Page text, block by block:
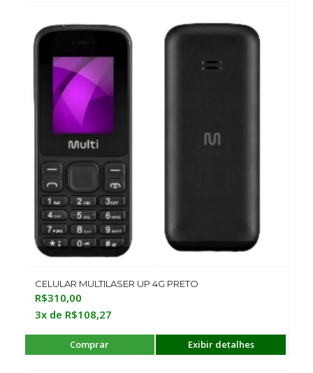
CELULAR MULTILASER UP 4G PRETO
R$310,00
3x de R$108,27
Comprar Exibir detalhes